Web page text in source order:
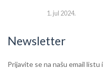
1. jul 2024.
Newsletter
Newsletter
Prijavite se na našu email listu
IF